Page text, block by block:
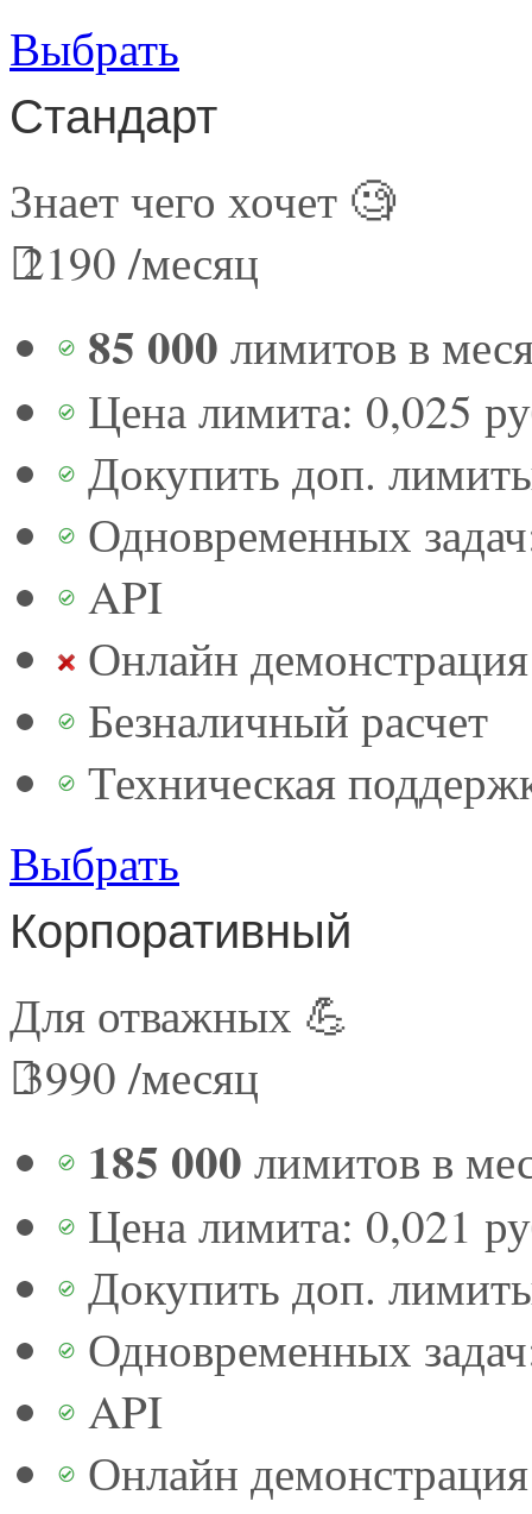
Выбрать
Стандарт
Знает чего хочет 🧐
2190 /месяц
85 000 лимитов в
Цена лимита: 0,025
Докупить доп.
Одновременных
API
Онлайн
Безналичный расчет
Техническая
Выбрать
Корпоративный
Для отважных 💪
3990 /месяц
185 000 лимитов в
Цена лимита: 0,021
Докупить доп.
Одновременных
API
Онлайн